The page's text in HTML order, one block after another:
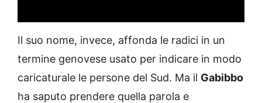
Il suo nome, invece, affonda le radici in un
termine genovese usato per indicare in modo
caricaturale le persone del Sud. Ma il Gabibbo
ha saputo prendere quella parola e